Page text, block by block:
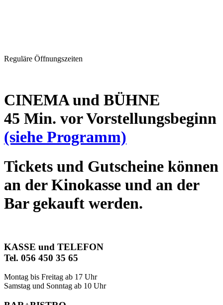
Reguläre Öffnungszeiten
CINEMA und BÜHNE
45 Min. vor Vorstellungsbeginn
(siehe Programm)
Tickets und Gutscheine können
an der Kinokasse und an der
Bar gekauft werden.
KASSE und TELEFON
Tel. 056 450 35 65
Montag bis Freitag ab 17 Uhr
Samstag und Sonntag ab 10 Uhr